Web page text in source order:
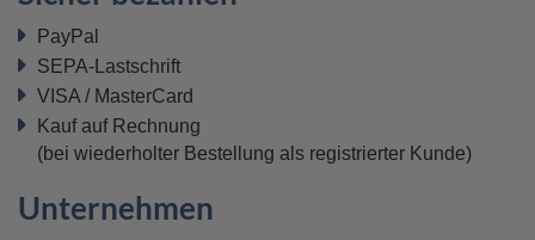
PayPal
SEPA-Lastschrift
VISA / MasterCard
Kauf auf Rechnung
(bei wiederholter Bestellung als registrierter Kunde)
Unternehmen